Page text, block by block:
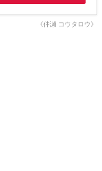
《仲瀬 コウタロウ》